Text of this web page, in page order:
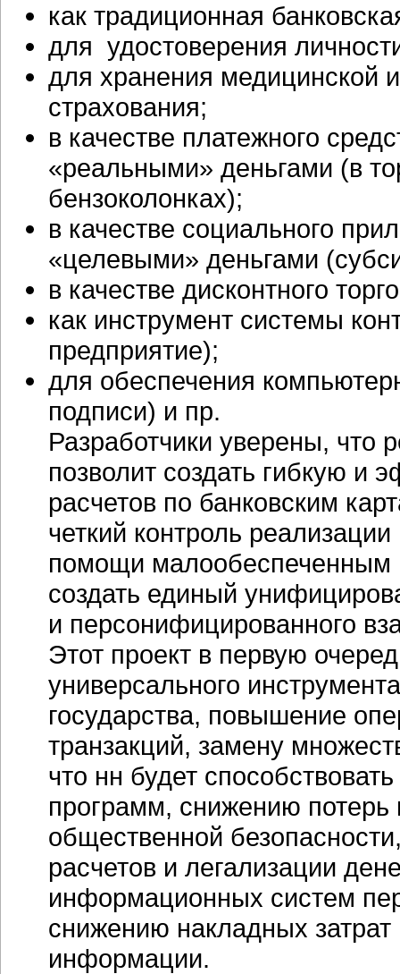
как традиционная
для удостоверения
для хранения медицинской
страхования;
в качестве платежного
«реальными» деньгами (в
бензоколонках);
в качестве социального
«целевыми» деньгами
в качестве дисконтного
как инструмент системы
предприятие);
для обеспечения
подписи) и пр.
Разработчики уверены, что
позволит создать гибкую и
расчетов по банковским
четкий контроль
помощи малообеспеченным
создать единый
и персонифицированного
Этот проект в первую
универсального
государства, повышение
транзакций, замену
что нн будет
программ, снижению потерь
общественной
расчетов и легализации
информационных систем
снижению накладных
информации.